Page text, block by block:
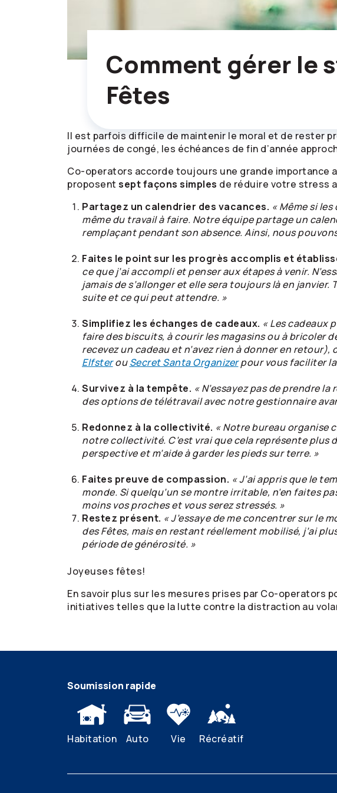
Comment gérer le
Fêtes
Il est parfois difficile de maintenir le moral et de rester
journées de congé, les échéances de fin d’année
Co-operators accorde toujours une grande importance
proposent sept façons simples de réduire votre stress
Partagez un calendrier des vacances. « Même si
même du travail à faire. Notre équipe partage un
remplaçant pendant son absence. Ainsi, nous
Faites le point sur les progrès accomplis et
ce que j’ai accompli et penser aux étapes à venir.
jamais de s’allonger et elle sera toujours là en
suite et ce qui peut attendre. »
Simplifiez les échanges de cadeaux. « Les cadeaux
faire des biscuits, à courir les magasins ou à bricoler
recevez un cadeau et n’avez rien à donner en
ElfsterouSecret Santa Organizerpour vous faciliter
Survivez à la tempête. « N’essayez pas de prendre
des options de télétravail avec notre gestionnaire
Redonnez à la collectivité. « Notre bureau organise
notre collectivité. C’est vrai que cela représente plus
perspective et m’aide à garder les pieds sur terre. »
Faites preuve de compassion. « J’ai appris que le
monde. Si quelqu’un se montre irritable, n’en faites
moins vos proches et vous serez stressés. »
Restez présent. « J’essaye de me concentrer sur le
des Fêtes, mais en restant réellement mobilisé, j’ai
période de générosité. »
Joyeuses fêtes!
En savoir plus sur les mesures prises par Co-operators
initiatives telles que la lutte contre la distraction au
Soumission rapide
Habitation Auto Vie Récréatif